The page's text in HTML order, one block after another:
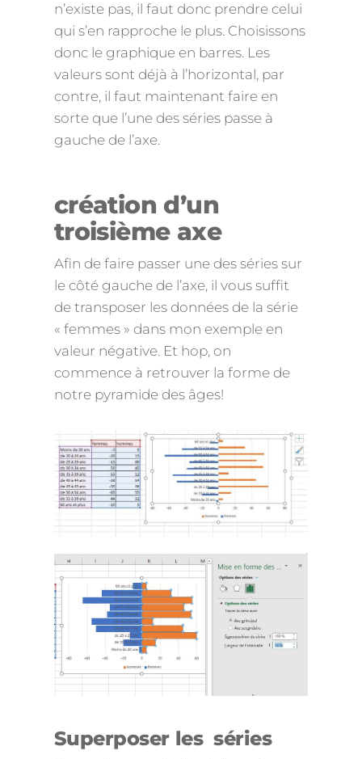
n’existe pas, il faut donc prendre celui
qui s’en rapproche le plus. Choisissons
donc le graphique en barres. Les
valeurs sont déjà à l’horizontal, par
contre, il faut maintenant faire en
sorte que l’une des séries passe à
gauche de l’axe.
création d’un
troisième axe
Afin de faire passer une des séries sur
le côté gauche de l’axe, il vous suffit
de transposer les données de la série
« femmes » dans mon exemple en
valeur négative. Et hop, on
commence à retrouver la forme de
notre pyramide des âges!
Superposer les séries